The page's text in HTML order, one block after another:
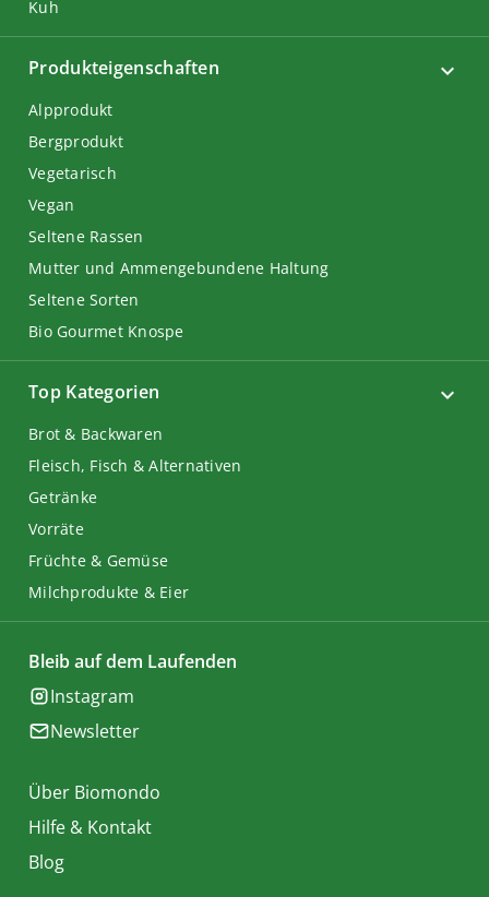
Kuh
Top Kategorien
Brot & Backwaren
Fleisch, Fisch & Alternativen
Getränke
Vorräte
Früchte & Gemüse
Milchprodukte & Eier
Produkteigenschaften
Alpprodukt
Bergprodukt
Vegetarisch
Vegan
Seltene Rassen
Mutter und Ammengebundene Haltung
Seltene Sorten
Bio Gourmet Knospe
Bleib auf dem Laufenden
Instagram
Newsletter
Über Biomondo
Hilfe & Kontakt
Blog